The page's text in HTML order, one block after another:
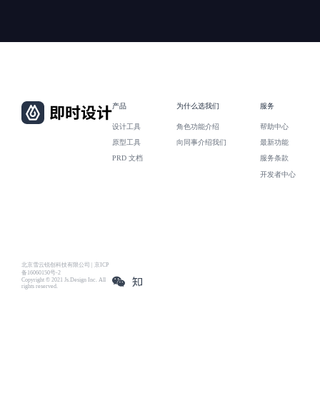
北京雪云锐创科技有限公司 | 京ICP
备16060150号-2
Copyright © 2021 Js.Design Inc. All
rights reserved.
产品
设计工具
原型工具
PRD 文档
为什么选我们
角色功能介绍
向同事介绍我们
服务
帮助中心
最新功能
服务条款
开发者中心